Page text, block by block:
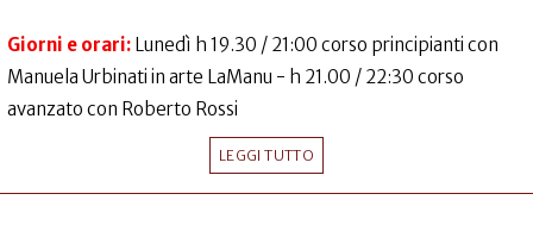
Giorni e orari: Lunedì h 19.30 / 21:00 corso principianti con
Manuela Urbinati in arte LaManu - h 21.00 / 22:30 corso
avanzato con Roberto Rossi
LEGGI TUTTO